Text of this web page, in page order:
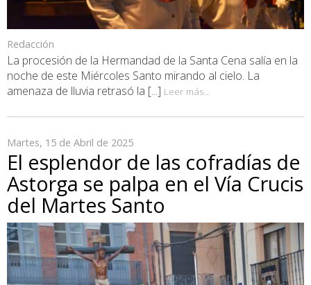
Redacción
La procesión de la Hermandad de la Santa Cena salía en la
noche de este Miércoles Santo mirando al cielo. La
amenaza de lluvia retrasó la [...] Leer más...
Martes, 15 de Abril de 2025
El esplendor de las cofradías de
Astorga se palpa en el Vía Crucis
del Martes Santo